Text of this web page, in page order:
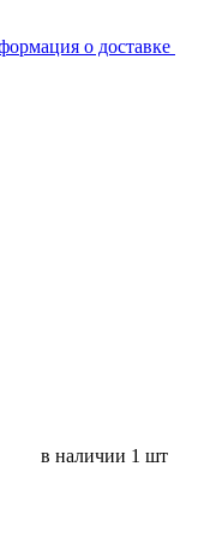
о доставке
в наличии 1 шт